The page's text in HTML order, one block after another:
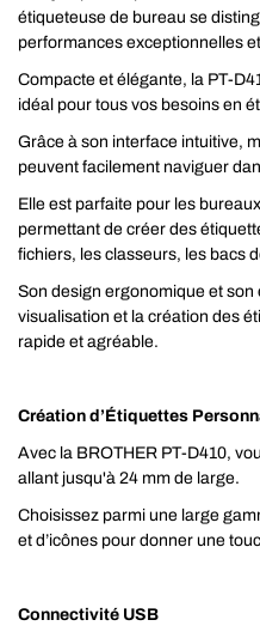
étiqueteuse de bureau se
performances exceptionnelles
Compacte et élégante, la PT-
idéal pour tous vos besoins en
Grâce à son interface intuitive,
peuvent facilement naviguer
Elle est parfaite pour les
permettant de créer des
fichiers, les classeurs, les bacs
Son design ergonomique et son
visualisation et la création des
rapide et agréable.
Création d’Étiquettes
Avec la BROTHER PT-D410,
allant jusqu'à 24 mm de large.
Choisissez parmi une large
et d’icônes pour donner une
Connectivité USB